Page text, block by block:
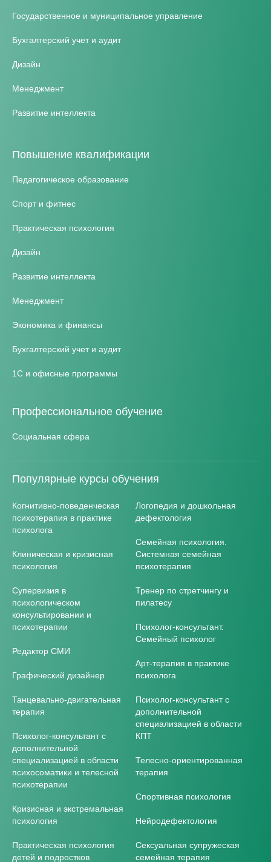
Государственное и муниципальное управление
Бухгалтерский учет и аудит
Дизайн
Менеджмент
Развитие интеллекта
Повышение квалификации
Педагогическое образование
Спорт и фитнес
Практическая психология
Дизайн
Развитие интеллекта
Менеджмент
Экономика и финансы
Бухгалтерский учет и аудит
1С и офисные программы
Профессиональное обучение
Социальная сфера
Популярные курсы обучения
Когнитивно-поведенческая
психотерапия в практике
психолога
Клиническая и кризисная
психология
Супервизия в
психологическом
консультировании и
психотерапии
Редактор СМИ
Графический дизайнер
Танцевально-двигательная
терапия
Психолог-консультант с
дополнительной
специализацией в области
психосоматики и телесной
психотерапии
Кризисная и экстремальная
психология
Практическая психология
детей и подростков
Логопедия и дошкольная
дефектология
Семейная психология.
Системная семейная
психотерапия
Тренер по стретчингу и
пилатесу
Психолог-консультант.
Семейный психолог
Арт-терапия в практике
психолога
Психолог-консультант с
дополнительной
специализацией в области
КПТ
Телесно-ориентированная
терапия
Спортивная психология
Нейродефектология
Сексуальная супружеская
семейная терапия